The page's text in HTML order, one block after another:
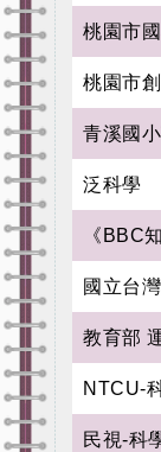
桃園市
桃園市
青溪國
泛科學
《BBC
國立台
教育部
NTCU-
民視-科